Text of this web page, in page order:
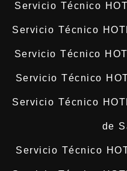
Servicio Técnico
Servicio Técnico
Servicio Técnico
Servicio Técnico
Servicio Técnico
de
Servicio Técnico